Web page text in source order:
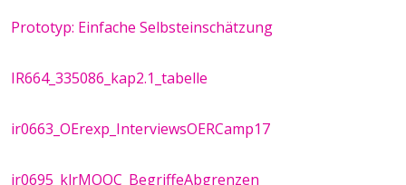
Prototyp: Einfache Selbsteinschätzung
IR664_335086_kap2.1_tabelle
ir0663_OErexp_InterviewsOERCamp17
​ir0695_klrMOOC_BegriffeAbgrenzen